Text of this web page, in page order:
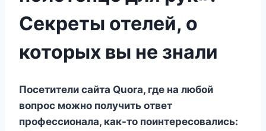
Секреты отелей, о
которых вы не знали
Посетители сайта Quora, где на любой
вопрос можно получить ответ
профессионала, как-то поинтересовались: